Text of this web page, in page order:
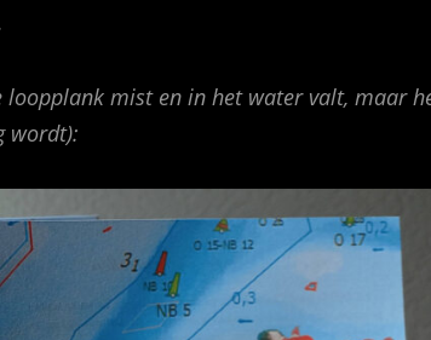
loopplank mist en in het water valt, maar
wordt):